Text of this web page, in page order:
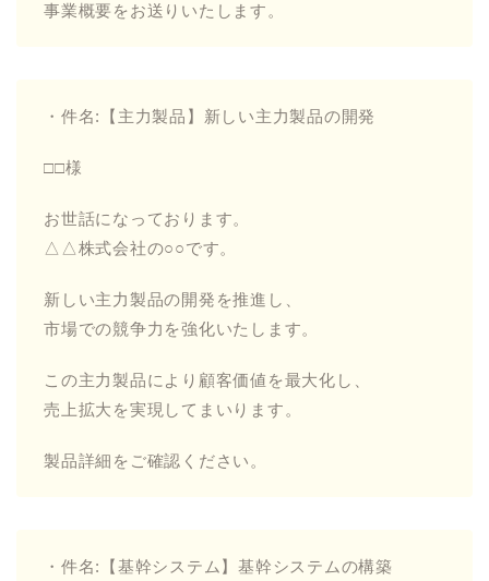
事業概要をお送りいたします。
・件名:【主力製品】新しい主力製品の開発
□□様
お世話になっております。
△△株式会社の○○です。
新しい主力製品の開発を推進し、
市場での競争力を強化いたします。
この主力製品により顧客価値を最大化し、
売上拡大を実現してまいります。
製品詳細をご確認ください。
・件名:【基幹システム】基幹システムの構築